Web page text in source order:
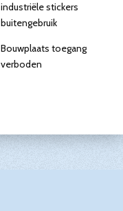
industriële stickers
buitengebruik
Bouwplaats toegang
verboden